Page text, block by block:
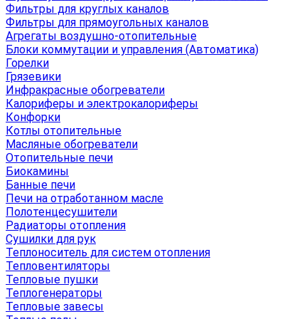
Фильтры для круглых каналов
Фильтры для прямоугольных каналов
Агрегаты воздушно-отопительные
Блоки коммутации и управления (Автоматика)
Горелки
Грязевики
Инфракрасные обогреватели
Калориферы и электрокалориферы
Конфорки
Котлы отопительные
Масляные обогреватели
Отопительные печи
Биокамины
Банные печи
Печи на отработанном масле
Полотенцесушители
Радиаторы отопления
Сушилки для рук
Теплоноситель для систем отопления
Тепловентиляторы
Тепловые пушки
Теплогенераторы
Тепловые завесы